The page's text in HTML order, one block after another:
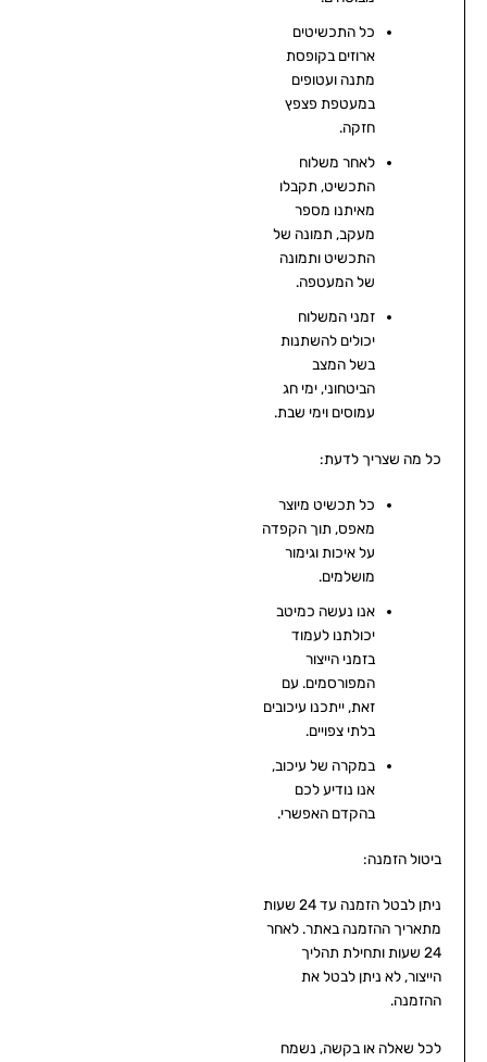
כל התכשיטים
ארוזים בקופסת
מתנה ועטופים
במעטפת פצפץ
חזקה.
לאחר משלוח
התכשיט, תקבלו
מאיתנו מספר
מעקב, תמונה של
התכשיט ותמונה
של המעטפה.
זמני המשלוח
יכולים להשתנות
בשל המצב
הביטחוני, ימי חג
עמוסים וימי שבת.
כל מה שצריך לדעת:
כל תכשיט מיוצר
מאפס, תוך הקפדה
על איכות וגימור
מושלמים.
אנו נעשה כמיטב
יכולתנו לעמוד
בזמני הייצור
המפורסמים. עם
זאת, ייתכנו עיכובים
בלתי צפויים.
במקרה של עיכוב,
אנו נודיע לכם
בהקדם האפשרי.
ביטול הזמנה:
ניתן לבטל הזמנה עד 24 שעות
מתאריך ההזמנה באתר. לאחר
24 שעות ותחילת תהליך
הייצור, לא ניתן לבטל את
ההזמנה.
לכל שאלה או בקשה, נשמח